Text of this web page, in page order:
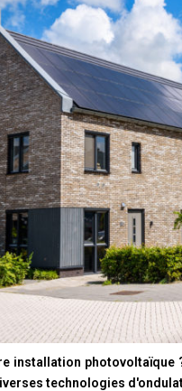
installation photovoltaïque
technologies